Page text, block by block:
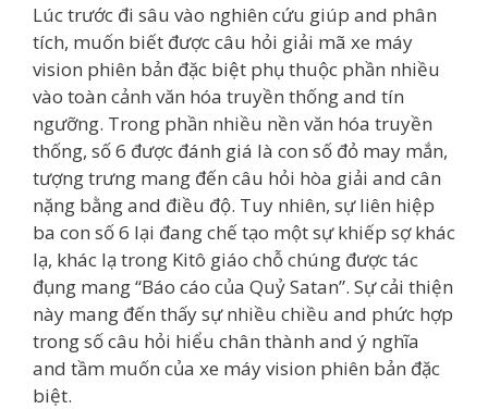
Lúc trước đi sâu vào nghiên cứu giúp and phân
tích, muốn biết được câu hỏi giải mã xe máy
vision phiên bản đặc biệt phụ thuộc phần nhiều
vào toàn cảnh văn hóa truyền thống and tín
ngưỡng. Trong phần nhiều nền văn hóa truyền
thống, số 6 được đánh giá là con số đỏ may mắn,
tượng trưng mang đến câu hỏi hòa giải and cân
nặng bằng and điều độ. Tuy nhiên, sự liên hiệp
ba con số 6 lại đang chế tạo một sự khiếp sợ khác
lạ, khác lạ trong Kitô giáo chỗ chúng được tác
đụng mang “Báo cáo của Quỷ Satan”. Sự cải thiện
này mang đến thấy sự nhiều chiều and phức hợp
trong số câu hỏi hiểu chân thành and ý nghĩa
and tầm muốn của xe máy vision phiên bản đặc
biệt.